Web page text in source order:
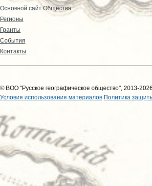
Основной сайт Общества
Регионы
Гранты
События
Контакты
© ВОО "Русское географическое общество", 2013-2026
Условия использования материалов Политика